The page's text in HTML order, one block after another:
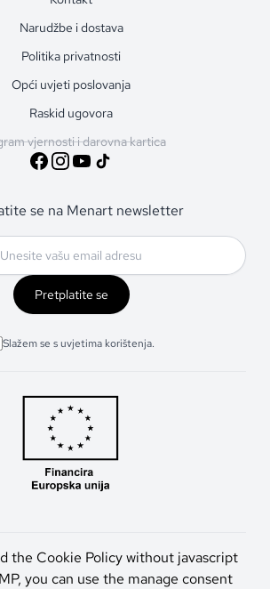
Narudžbe i dostava
Politika privatnosti
Opći uvjeti poslovanja
Raskid ugovora
vjernosti i darovna kartica
se na Menart newsletter
Pretplatite se
Slažem se s uvjetima korištenja.
the Cookie Policy without javascript
you can use the manage consent